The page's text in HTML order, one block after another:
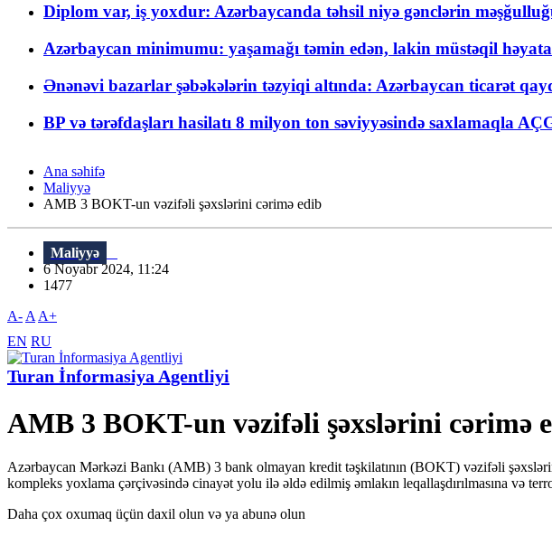
Diplom var, iş yoxdur: Azərbaycanda təhsil niyə gənclərin
Azərbaycan minimumu: yaşamağı təmin edən, lakin müstəqil
Ənənəvi bazarlar şəbəkələrin təzyiqi altında: Azərbaycan ticarət
BP və tərəfdaşları hasilatı 8 milyon ton səviyyəsində saxlamaqla
Ana səhifə
Maliyyə
AMB 3 BOKT-un vəzifəli şəxslərini cərimə edib
Maliyyə
6 Noyabr 2024, 11:24
1477
A- A A+
EN RU
Turan İnformasiya Agentliyi
AMB 3 BOKT-un vəzifəli şəxslərini cərimə
Azərbaycan Mərkəzi Bankı (AMB) 3 bank olmayan kredit təşkilatının (BOKT) vəzifəli
kompleks yoxlama çərçivəsində cinayət yolu ilə əldə edilmiş əmlakın leqallaşdırılmasına və
Daha çox oxumaq üçün daxil olun və ya abunə olun